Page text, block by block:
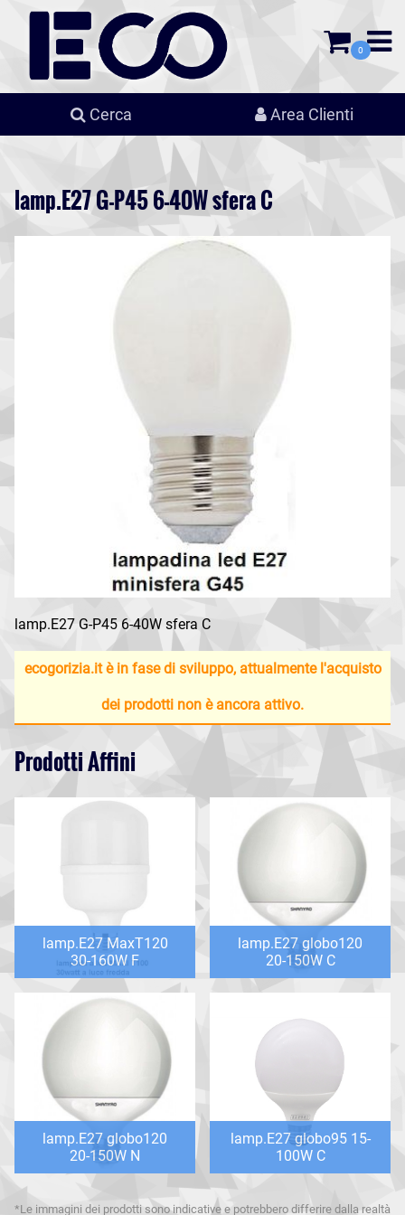
0
Cerca Area Clienti
lamp.E27 G-P45 6-40W sfera C
lamp.E27 G-P45 6-40W sfera C
ecogorizia.it è in fase di sviluppo, attualmente l'acquisto
dei prodotti non è ancora attivo.
Prodotti Affini
lamp.E27 MaxT120
30-160W F
lamp.E27 globo120
20-150W C
lamp.E27 globo120
20-150W N
lamp.E27 globo95 15-
100W C
*Le immagini dei prodotti sono indicative e potrebbero differire dalla realtà